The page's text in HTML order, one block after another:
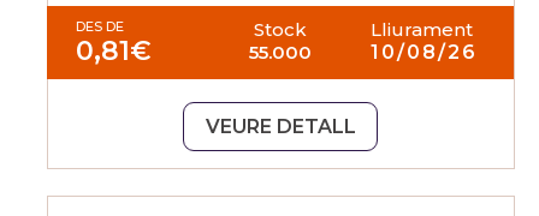
DES DE
0,81€
Stock
55.000
Lliurament
10/08/26
VEURE DETALL